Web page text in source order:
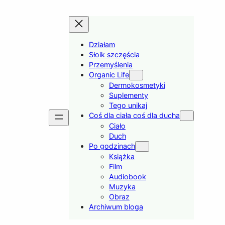
Działam
Słoik szczęścia
Przemyślenia
Organic Life
Dermokosmetyki
Suplementy
Tego unikaj
Coś dla ciała coś dla ducha
Ciało
Duch
Po godzinach
Książka
Film
Audiobook
Muzyka
Obraz
Archiwum bloga